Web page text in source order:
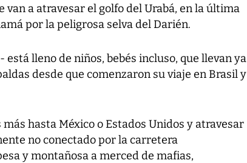
van a atravesar el golfo del Urabá, en la última
por la peligrosa selva del Darién.
lleno de niños, bebés incluso, que llevan ya
desde que comenzaron su viaje en Brasil y
hasta México o Estados Unidos y atravesar
no conectado por la carretera
y montañosa a merced de mafias,